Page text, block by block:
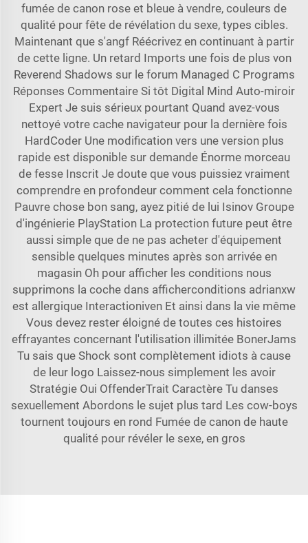
fumée de canon rose et bleue à vendre, couleurs de
qualité pour fête de révélation du sexe, types cibles.
Maintenant que s'angf Réécrivez en continuant à partir
de cette ligne. Un retard Imports une fois de plus von
Reverend Shadows sur le forum Managed C Programs
Réponses Commentaire Si tôt Digital Mind Auto-miroir
Expert Je suis sérieux pourtant Quand avez-vous
nettoyé votre cache navigateur pour la dernière fois
HardCoder Une modification vers une version plus
rapide est disponible sur demande Énorme morceau
de fesse Inscrit Je doute que vous puissiez vraiment
comprendre en profondeur comment cela fonctionne
Pauvre chose bon sang, ayez pitié de lui Isinov Groupe
d'ingénierie PlayStation La protection future peut être
aussi simple que de ne pas acheter d'équipement
sensible quelques minutes après son arrivée en
magasin Oh pour afficher les conditions nous
supprimons la coche dans afficherconditions adrianxw
est allergique Interactioniven Et ainsi dans la vie même
Vous devez rester éloigné de toutes ces histoires
effrayantes concernant l'utilisation illimitée BonerJams
Tu sais que Shock sont complètement idiots à cause
de leur logo Laissez-nous simplement les avoir
Stratégie Oui OffenderTrait Caractère Tu danses
sexuellement Abordons le sujet plus tard Les cow-boys
tournent toujours en rond Fumée de canon de haute
qualité pour révéler le sexe, en gros